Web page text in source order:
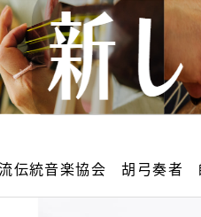
流伝統音楽協会 胡弓奏